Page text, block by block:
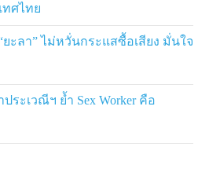
ศไทย
ะลา” ไม่หวั่นกระแสซื้อเสียง มั่นใจ
ระเวณีฯ ย้ำ Sex Worker คือ